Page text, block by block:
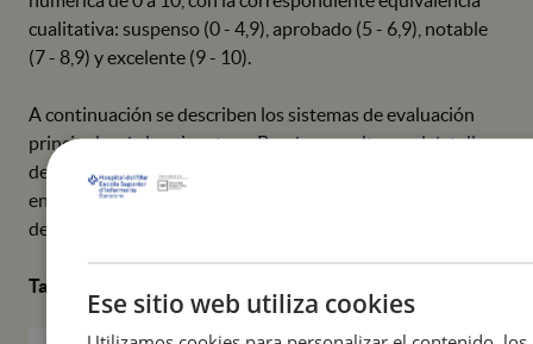
cualitativa: suspenso (0 - 4,9), aprobado (5 - 6,9), notable
(7 - 8,9) y excelente (9 - 10).
A continuación se describen los sistemas de evaluación
principales de la asignatura. Puede consultarse el detalle
de las actividades de cada bloque, así como los plazos de
entrega y condiciones de recuperación, en el plan docente
de la asignatura (disponible en moodle).
Tabla resumen de la evaluación continuada
Ese sitio web utiliza cookies